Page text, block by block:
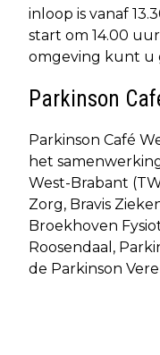
inloop is vanaf
start om 14.00
omgeving kunt u
Parkinson
Parkinson Café
het
West-Brabant
Zorg, Bravis
Broekhoven
Roosendaal,
de Parkinson